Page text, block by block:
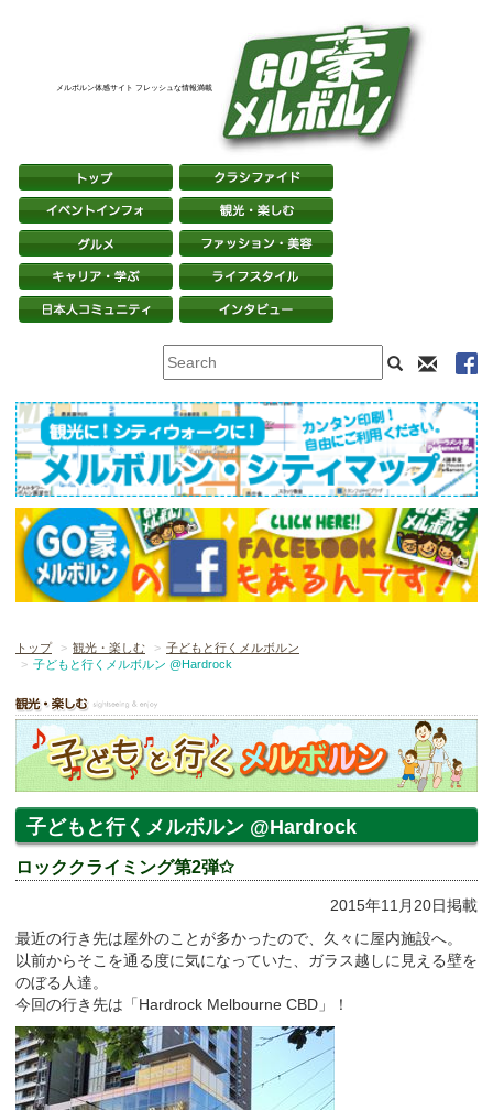
メルボルン体感サイト フレッシュな情報満載
トップ 観光・楽しむ
子どもと行くメルボルン
子どもと行くメルボルン @Hardrock
子どもと行くメルボルン @Hardrock
ロッククライミング第2弾✩
2015年11月20日掲載
最近の行き先は屋外のことが多かったので、久々に屋内施設へ。
以前からそこを通る度に気になっていた、ガラス越しに見える壁を
のぼる人達。
今回の行き先は「Hardrock Melbourne CBD」！